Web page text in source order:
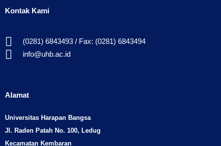
Kontak Kami
(0281) 6843493 / Fax: (0281) 6843494
info@uhb.ac.id
Alamat
Universitas Harapan Bangsa
Jl. Raden Patah No. 100, Ledug
Kecamatan Kembaran